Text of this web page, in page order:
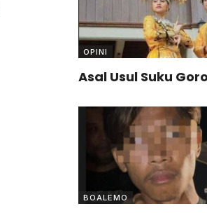
OPINI
Asal Usul Suku
BOALEMO